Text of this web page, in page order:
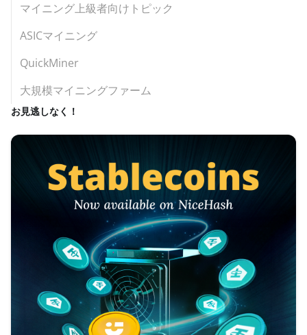
マイニング上級者向けトピック
ASICマイニング
QuickMiner
大規模マイニングファーム
お見逃しなく！